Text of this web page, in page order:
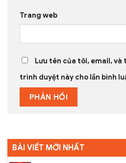
BÀI VIẾT MỚI NHẤT
Trang web
Lưu tên của tôi, email,
trình duyệt này cho lần bình